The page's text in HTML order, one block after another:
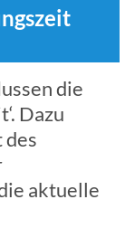
die
Dazu
des
aktuelle